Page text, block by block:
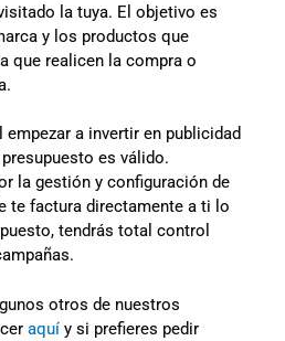
la tuya. El objetivo es
y los productos que
que realicen la compra o
a invertir en publicidad
es válido.
la gestión y configuración de
te factura directamente a ti lo
tendrás total control
otros de nuestros
aquí y si prefieres pedir